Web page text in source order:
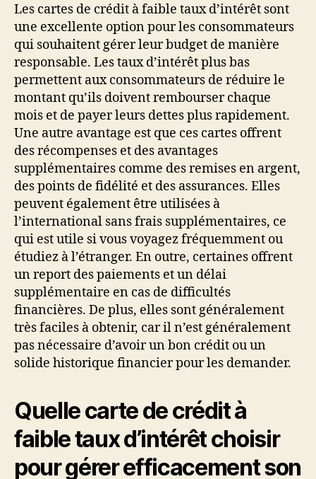
Les cartes de crédit à faible taux d’intérêt sont
une excellente option pour les consommateurs
qui souhaitent gérer leur budget de manière
responsable. Les taux d’intérêt plus bas
permettent aux consommateurs de réduire le
montant qu’ils doivent rembourser chaque
mois et de payer leurs dettes plus rapidement.
Une autre avantage est que ces cartes offrent
des récompenses et des avantages
supplémentaires comme des remises en argent,
des points de fidélité et des assurances. Elles
peuvent également être utilisées à
l’international sans frais supplémentaires, ce
qui est utile si vous voyagez fréquemment ou
étudiez à l’étranger. En outre, certaines offrent
un report des paiements et un délai
supplémentaire en cas de difficultés
financières. De plus, elles sont généralement
très faciles à obtenir, car il n’est généralement
pas nécessaire d’avoir un bon crédit ou un
solide historique financier pour les demander.
Quelle carte de crédit à
faible taux d’intérêt choisir
pour gérer efficacement son